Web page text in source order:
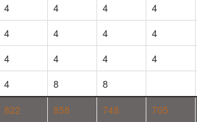
4 4 4 4
4 4 4 4
4 4 4 4
4 8 8
822 858 748 705